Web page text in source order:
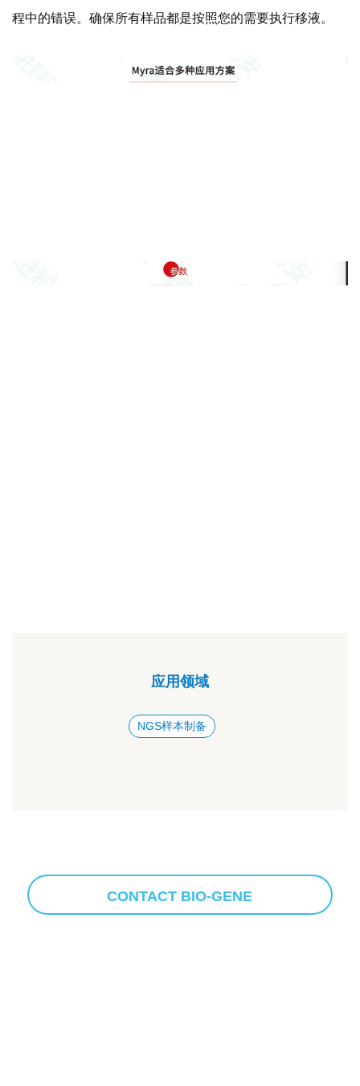
程中的错误。确保所有样品都是按照您的需要执行移液。
应用领域
NGS样本制备
CONTACT BIO-GENE